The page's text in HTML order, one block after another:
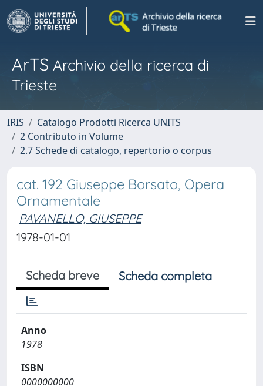
ArTS Archivio della ricerca di
Trieste
IRIS
Catalogo Prodotti Ricerca UNITS
2 Contributo in Volume
2.7 Schede di catalogo, repertorio o corpus
cat. 192 Giuseppe Borsato, Opera
Ornamentale
PAVANELLO, GIUSEPPE
1978-01-01
Scheda breve Scheda completa
Anno
1978
ISBN
0000000000